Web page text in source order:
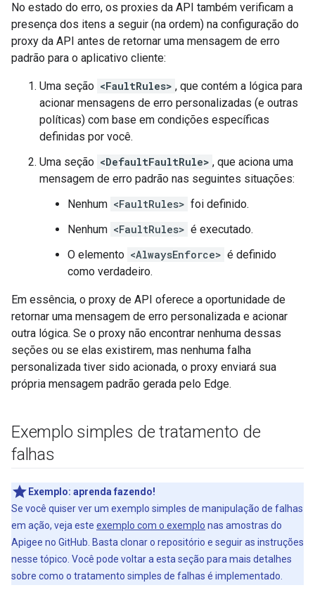
No estado do erro, os proxies da API também verificam a
presença dos itens a seguir (na ordem) na configuração do
proxy da API antes de retornar uma mensagem de erro
padrão para o aplicativo cliente:
Uma seção <FaultRules> , que contém a lógica para
acionar mensagens de erro personalizadas (e outras
políticas) com base em condições específicas
definidas por você.
Uma seção <DefaultFaultRule> , que aciona uma
mensagem de erro padrão nas seguintes situações:
Nenhum <FaultRules> foi definido.
Nenhum <FaultRules> é executado.
O elemento <AlwaysEnforce> é definido
como verdadeiro.
Em essência, o proxy de API oferece a oportunidade de
retornar uma mensagem de erro personalizada e acionar
outra lógica. Se o proxy não encontrar nenhuma dessas
seções ou se elas existirem, mas nenhuma falha
personalizada tiver sido acionada, o proxy enviará sua
própria mensagem padrão gerada pelo Edge.
Exemplo simples de tratamento de
falhas
Exemplo: aprenda fazendo!
Se você quiser ver um exemplo simples de manipulação de falhas
em ação, veja este exemplo com o exemplo nas amostras do
Apigee no GitHub. Basta clonar o repositório e seguir as instruções
nesse tópico. Você pode voltar a esta seção para mais detalhes
sobre como o tratamento simples de falhas é implementado.